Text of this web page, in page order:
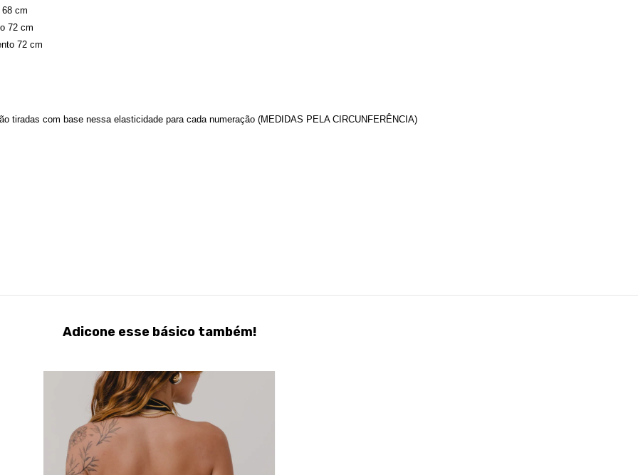
cm
72 cm
72 cm
tiradas com base nessa elasticidade para cada numeração (MEDIDAS PELA CIRCUNFERÊNCIA)
Adicone esse básico também!